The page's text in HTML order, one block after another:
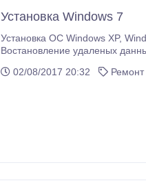
Установка Windows 7
Установка ОС Windows XP, Windows 7 (версии 32 и 64 бит в цену включены настройка Windows и установка драйверов
Востановление удаленых
Подбор драйверов на оборудование
02/08/2017 20:32